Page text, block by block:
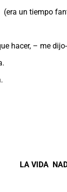
(era un tiempo
hacer, – me dijo-
LA VIDA